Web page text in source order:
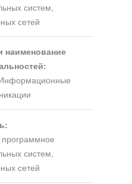
систем,
сетей
наименование
систем,
сетей